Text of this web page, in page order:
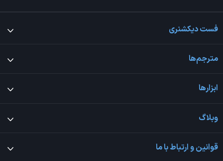
فست دیکشنری
مترجم‌ها
ابزارها
وبلاگ
قوانین و ارتباط با ما